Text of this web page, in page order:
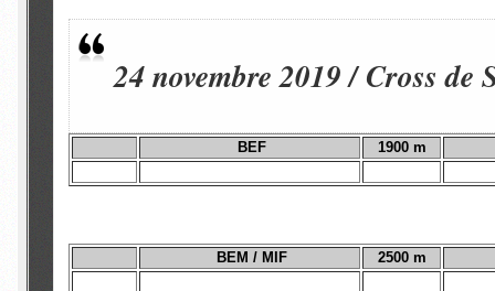
24 novembre 2019 / Cross
BEF 1900 m
BEM / MIF 2500 m